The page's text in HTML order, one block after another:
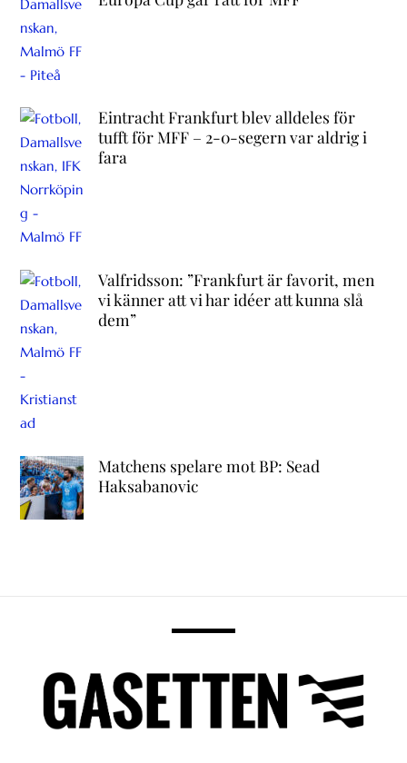
Eintracht Frankfurt blev alldeles för
tufft för MFF – 2-0-segern var aldrig i
fara
Valfridsson: ”Frankfurt är favorit, men
vi känner att vi har idéer att kunna slå
dem”
Matchens spelare mot BP: Sead
Haksabanovic